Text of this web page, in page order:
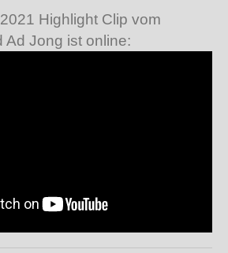
Highlight Clip vom
Ad Jong ist online: